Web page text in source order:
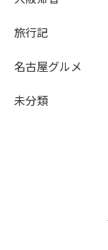
旅行記
名古屋グルメ
未分類